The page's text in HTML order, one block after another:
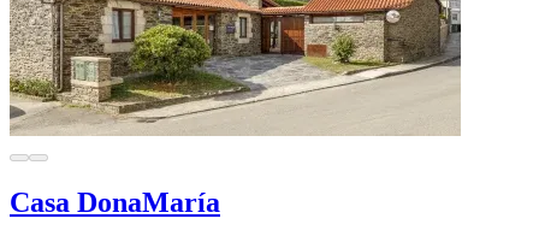
Casa DonaMaría